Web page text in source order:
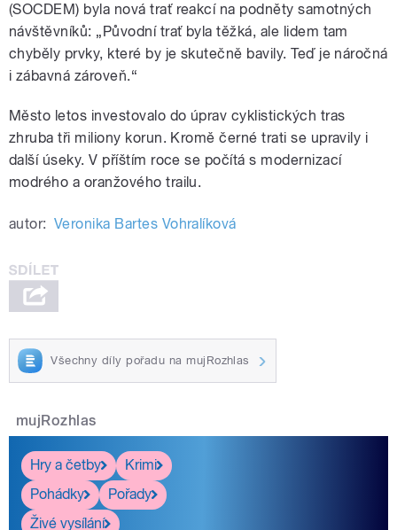
(SOCDEM) byla nová trať reakcí na podněty samotných
návštěvníků: „Původní trať byla těžká, ale lidem tam
chyběly prvky, které by je skutečně bavily. Teď je náročná
i zábavná zároveň.“
Město letos investovalo do úprav cyklistických tras
zhruba tři miliony korun. Kromě černé trati se upravily i
další úseky. V příštím roce se počítá s modernizací
modrého a oranžového trailu.
autor: Veronika Bartes Vohralíková
Všechny díly pořadu na mujRozhlas
mujRozhlas
Hry a četby
Krimi
Pohádky
Pořady
Živé vysílání